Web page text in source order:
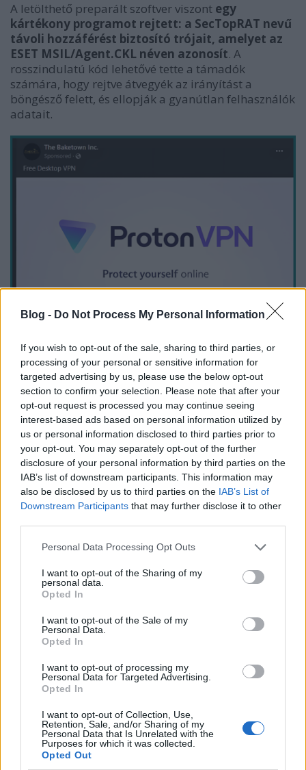
Blog - Do Not Process My Personal Information
If you wish to opt-out of the sale, sharing to third parties, or
processing of your personal or sensitive information for
targeted advertising by us, please use the below opt-out
section to confirm your selection. Please note that after your
opt-out request is processed you may continue seeing
interest-based ads based on personal information utilized by
us or personal information disclosed to third parties prior to
your opt-out. You may separately opt-out of the further
disclosure of your personal information by third parties on the
IAB’s list of downstream participants. This information may
also be disclosed by us to third parties on the IAB’s List of
Downstream Participants that may further disclose it to other
Please note that this website/app uses one or more Google
not limited to your visit or usage behaviour. You may click to
grant or deny consent to Google and its third-party tags to
use your data for below specified purposes in below Google
consent section.
Personal Data Processing Opt Outs
I want to opt-out of the Sharing of my
personal data.
Opted In
I want to opt-out of the Sale of my
Personal Data.
Opted In
I want to opt-out of processing my
Personal Data for Targeted Advertising.
Opted In
I want to opt-out of Collection, Use,
Retention, Sale, and/or Sharing of my
Personal Data that Is Unrelated with the
Purposes for which it was collected.
Opted Out
A letölthető preparált szoftver viszont egy
kártékony programot rejtett: a SecTopRAT nevű
távoli hozzáférést biztosító trójait, amelyet az
ESET MSIL/Agent.CKL néven azonosít. A
rosszindulatú kód lehetővé tette a támadók
számára, hogy rejtve átvegyék az irányítást a
böngésző felett, és ellopják a gyanútlan felhasználók
adatait.
2024-ben egy másik hasonló incidensben a bűnözők
olyan, az eredetire hasonlító hamis domain neveket
használtak, amelyek IP-scanner szoftvereket
(rendszergazdák, de támadók által is használt olyan
felderítő alkalmazás, amely képes megjeleníteni az
összes hálózati eszközt) hirdettek, és hamis keresési
hirdetésekkel növelték saját rosszindulatú oldalaik
láthatóságát.
internetfelhasználókat eltérítették, és az apró
árulkodó jelek sajnos nem tűntek fel
mindenkinek.